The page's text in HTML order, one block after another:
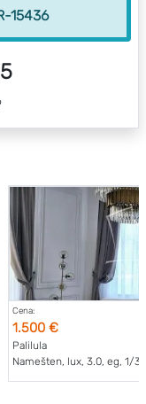
15436
Cena:
1.500 €
Palilula
Namešten, lux, 3.0, eg, 1/3.